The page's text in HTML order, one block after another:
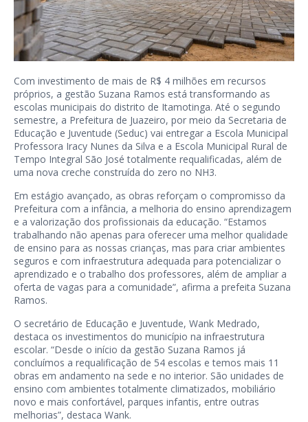
Com investimento de mais de R$ 4 milhões em recursos
próprios, a gestão Suzana Ramos está transformando as
escolas municipais do distrito de Itamotinga. Até o segundo
semestre, a Prefeitura de Juazeiro, por meio da Secretaria de
Educação e Juventude (Seduc) vai entregar a Escola Municipal
Professora Iracy Nunes da Silva e a Escola Municipal Rural de
Tempo Integral São José totalmente requalificadas, além de
uma nova creche construída do zero no NH3.
Em estágio avançado, as obras reforçam o compromisso da
Prefeitura com a infância, a melhoria do ensino aprendizagem
e a valorização dos profissionais da educação. “Estamos
trabalhando não apenas para oferecer uma melhor qualidade
de ensino para as nossas crianças, mas para criar ambientes
seguros e com infraestrutura adequada para potencializar o
aprendizado e o trabalho dos professores, além de ampliar a
oferta de vagas para a comunidade”, afirma a prefeita Suzana
Ramos.
O secretário de Educação e Juventude, Wank Medrado,
destaca os investimentos do município na infraestrutura
escolar. “Desde o início da gestão Suzana Ramos já
concluímos a requalificação de 54 escolas e temos mais 11
obras em andamento na sede e no interior. São unidades de
ensino com ambientes totalmente climatizados, mobiliário
novo e mais confortável, parques infantis, entre outras
melhorias”, destaca Wank.